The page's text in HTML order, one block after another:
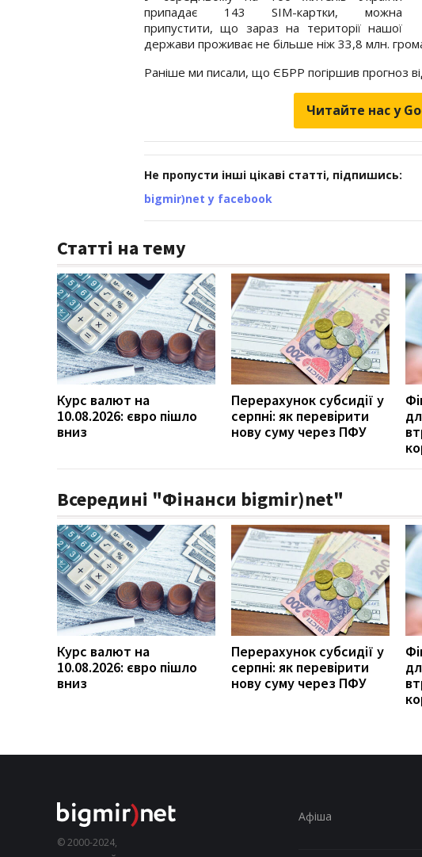
припадає 143 SIM-картки, можна
припустити, що зараз на території нашої
держави проживає не більше ніж 33,8 млн.
Раніше ми писали, що ЄБРР погіршив прогноз
Читайте нас у
Не пропусти інші цікаві статті, підпишись:
bigmir)net у facebook
Статті на тему
Курс валют на
10.08.2026: євро пішло
вниз
Перерахунок субсидії у
серпні: як перевірити
нову суму через ПФУ
Всередині "Фінанси bigmir)net"
Курс валют на
10.08.2026: євро пішло
вниз
Перерахунок субсидії у
серпні: як перевірити
нову суму через ПФУ
© 2000-2024,
Афіша